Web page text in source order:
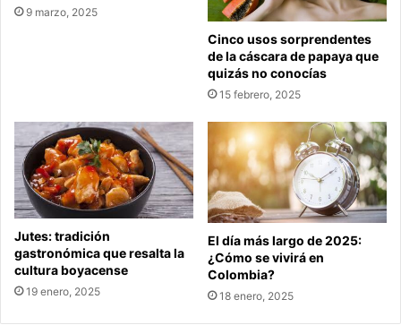
9 marzo, 2025
Cinco usos sorprendentes
de la cáscara de papaya que
quizás no conocías
15 febrero, 2025
Jutes: tradición
gastronómica que resalta la
cultura boyacense
19 enero, 2025
El día más largo de 2025:
¿Cómo se vivirá en
Colombia?
18 enero, 2025